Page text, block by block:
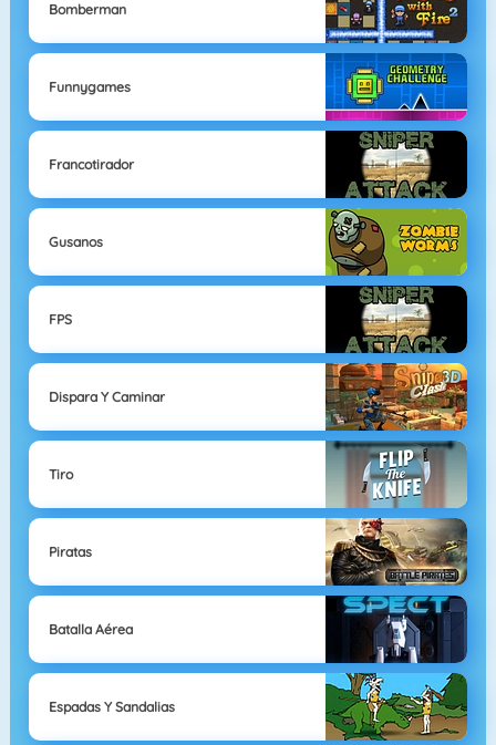
Bomberman
Funnygames
Francotirador
Gusanos
FPS
Dispara Y Caminar
Tiro
Piratas
Batalla Aérea
Espadas Y Sandalias